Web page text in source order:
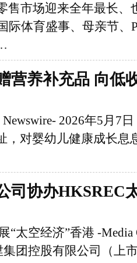
售市场迎来全年最长、
际体育盛事、母亲节、
营养补充品 向低
Newswire- 2026年5月7
，对婴幼儿健康成长息
司协办HKSREC
“太空经济”香港 -Media
集团控股有限公司（上